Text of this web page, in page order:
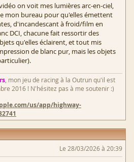
on voit mes lumières arc-en-ciel,
mon bureau pour qu'elles émettent
d'incandescant à froid/film en
DCI, chacune fait ressortir des
qu'elles éclairent, et tout mis
de blanc pur, mais les objets
rs , mon jeu de racing à la Outrun qu'il est
2016 ! N'hésitez pas à me soutenir :)
us/app/highway-
Le 28/03/2026 à 20:39